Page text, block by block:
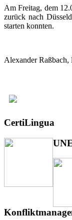
Am Freitag, dem
zurück nach
starten konnten.
Alexander Raßbach,
CertiLingua